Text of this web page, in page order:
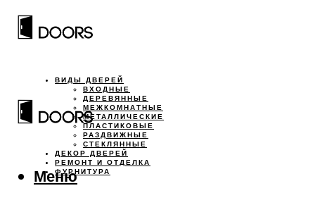
ВИДЫ ДВЕРЕЙ
ВХОДНЫЕ
ДЕРЕВЯННЫЕ
МЕЖКОМНАТНЫЕ
МЕТАЛЛИЧЕСКИЕ
ПЛАСТИКОВЫЕ
РАЗДВИЖНЫЕ
СТЕКЛЯННЫЕ
ДЕКОР ДВЕРЕЙ
РЕМОНТ И ОТДЕЛКА
ФУРНИТУРА
Меню